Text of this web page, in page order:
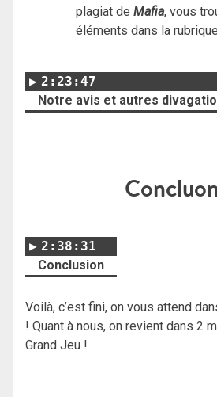
plagiat de Mafia, vous
éléments dans la
2:23:47
Notre avis et autres
2:38:31
Conclusion
Voilà, c’est fini, on vous attend
! Quant à nous, on revient dans 2
Grand Jeu !